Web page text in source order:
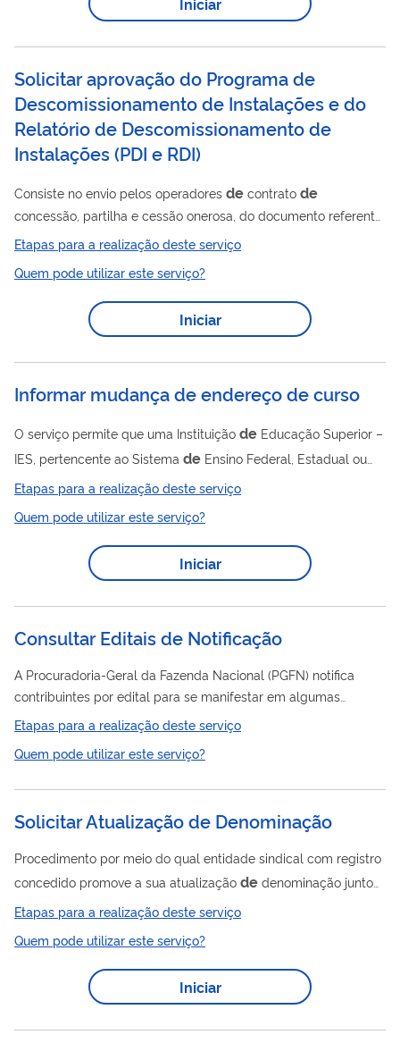
deato prévio do MEC, e deve ser informada à
SERES, no prazode60 dias, a contar da expedição do ato
próprio da IES.
Solicitar aprovação do Programa de
Descomissionamento de Instalações e do
Relatório de Descomissionamento de
Instalações(PDI e RDI)
Consiste no envio pelos operadores de contrato de
concessão, partilha e cessão onerosa, do documento referente
ao ProgramadeDescomissionamento
do Relatório
deDescomissionamento
análise técnica do documento realizada pela SEP (para
contratos na fase
exploração) ou SSO (para contratos na
produção) e na informação ao operador do resultado
da análise. Mais informações sobre esse serviço podem ser
Etapas para a realização deste serviço
Quem pode utilizar este serviço?
Iniciar
Informar mudança de endereço de curso
O serviço permite que uma Instituição de Educação Superior –
IES, pertencente ao Sistema de Ensino Federal, Estadual ou
Militar, informe a alteraçãodeendereços
de
cursos presenciais, desde que no mesmo município. Para
“Informar Mudança Endereçode
Curso” do Sistema e-MEC,
disponibilizado conforme o Calendário Regulatório do ano
corrente.Deacordo com Portaria Normativa 23/2017, Art. 45,
a mudança
de...
Etapas para a realização deste serviço
Quem pode utilizar este serviço?
Iniciar
Consultar Editais de Notificação
A Procuradoria-Geral da Fazenda Nacional (PGFN) notifica
contribuintes por edital para se manifestar em algumas
situações. Por exemplo: EDITAISDEPROCEDIMENTO
ADMINISTRATIVO
RECONHECIMENTO
RESPONSABILIDADE (PARR) A notificação ocorre quando a
PGFN identifica indíciosdedissolução irregulardepessoas
jurídicas, em razão da ausênciadefaturamento,de
correntes nos últimos três anos. A infração à lei consistente na
dissolução...
Etapas para a realização deste serviço
Quem pode utilizar este serviço?
Solicitar Atualização de Denominação
Procedimento por meio do qual entidade sindical com registro
concedido promove a sua atualização de denominação junto
ao Sistema CNES - Cadastro Nacional
A Atualizaçãode
Denominação não altera a representatividade
e base territorial do requerente.
Etapas para a realização deste serviço
Quem pode utilizar este serviço?
Iniciar